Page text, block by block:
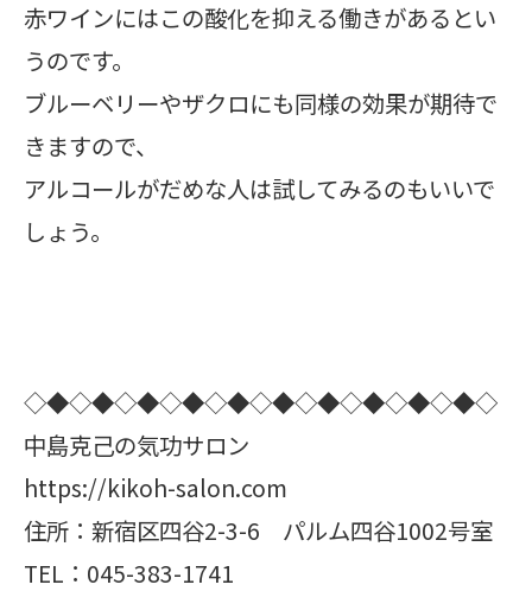
赤ワインにはこの酸化を抑える働きがあるとい
うのです。
ブルーベリーやザクロにも同様の効果が期待で
きますので、
アルコールがだめな人は試してみるのもいいで
しょう。
◇◆◇◆◇◆◇◆◇◆◇◆◇◆◇◆◇◆◇◆◇
中島克己の気功サロン
https://kikoh-salon.com
住所：新宿区四谷2-3-6 パルム四谷1002号室
TEL：045-383-1741